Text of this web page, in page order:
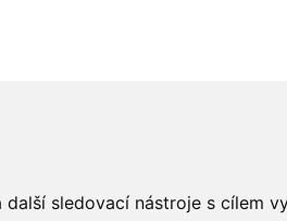
sledovací nástroje s cílem